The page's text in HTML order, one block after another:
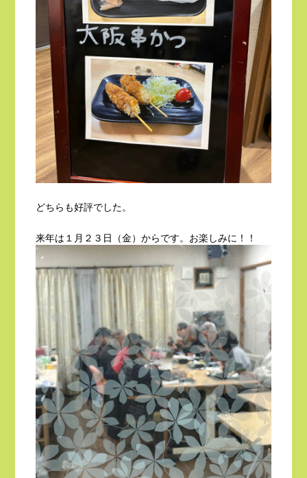
どちらも好評でした。
来年は１月２３日（金）からです。お楽しみに！！